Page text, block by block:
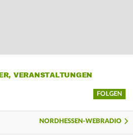
VERANSTALTUNGEN
FOLGEN
NORDHESSEN-WEBRADIO